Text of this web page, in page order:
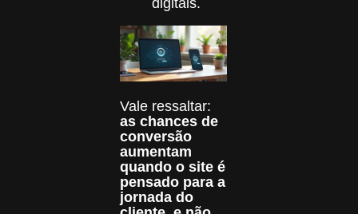
Vale ressaltar:
as chances de
conversão
aumentam
quando o site é
pensado para a
jornada do